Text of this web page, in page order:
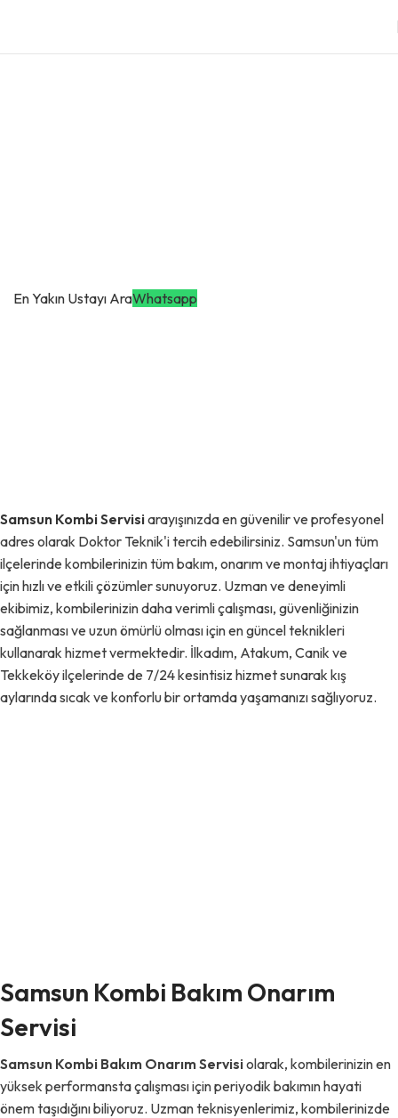
En Yakın Ustayı AraWhatsapp
Samsun Kombi Servisiarayışınızda en güvenilir ve profesyonel
adres olarak Doktor Teknik'i tercih edebilirsiniz. Samsun'un tüm
ilçelerinde kombilerinizin tüm bakım, onarım ve montaj ihtiyaçları
için hızlı ve etkili çözümler sunuyoruz. Uzman ve deneyimli
ekibimiz, kombilerinizin daha verimli çalışması, güvenliğinizin
sağlanması ve uzun ömürlü olması için en güncel teknikleri
kullanarak hizmet vermektedir. İlkadım, Atakum, Canik ve
Tekkeköy ilçelerinde de 7/24 kesintisiz hizmet sunarak kış
aylarında sıcak ve konforlu bir ortamda yaşamanızı sağlıyoruz.
Samsun Kombi Bakım Onarım
Servisi
Samsun Kombi Bakım Onarım Servisiolarak, kombilerinizin en
yüksek performansta çalışması için periyodik bakımın hayati
önem taşıdığını biliyoruz. Uzman teknisyenlerimiz, kombilerinizde